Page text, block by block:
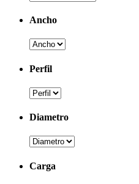
Ancho
Perfil
Diametro
Carga